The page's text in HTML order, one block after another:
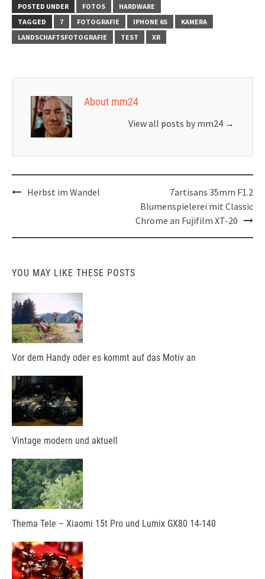
POSTED UNDER FOTOS
HARDWARE
TAGGED
7 FOTOGRAFIE IPHONE 6S
KAMERA
LANDSCHAFTSFOTOGRAFIE
TEST XR
About mm24
View all posts by mm24 →
PostHerbst im Wandel
7artisans 35mm F1.2
Blumenspielerei mit Classic
Chrome an Fujifilm XT-20
YOU MAY LIKE THESE POSTS
Vor dem Handy oder es kommt auf das Motiv an
Vintage modern und aktuell
Thema Tele – Xiaomi 15t Pro und Lumix GX80 14-140